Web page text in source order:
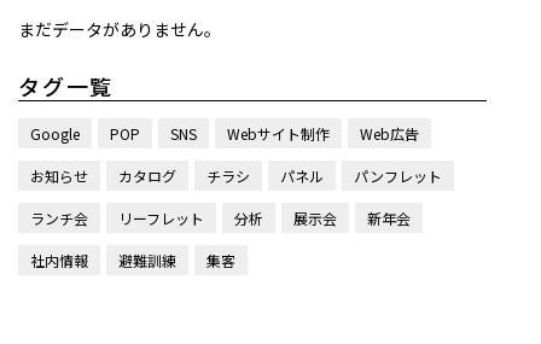
まだデータがありません。
タグ一覧
Google POP SNS Webサイト制作 Web広告
お知らせ カタログ チラシ パネル パンフレット
ランチ会 リーフレット 分析 展示会 新年会
社内情報 避難訓練 集客